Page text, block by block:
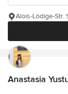
Alois-Lödige-Str.
Anastasia